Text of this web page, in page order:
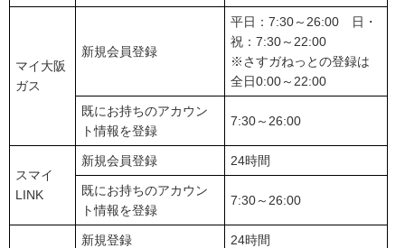
マイ大阪
ガス
新規会員登録
平日：7:30～26:00 日・
祝：7:30～22:00
※さすガねっとの登録は
全日0:00～22:00
既にお持ちのアカウン
ト情報を登録
7:30～26:00
スマイ
LINK
新規会員登録 24時間
既にお持ちのアカウン
ト情報を登録
7:30～26:00
新規登録 24時間